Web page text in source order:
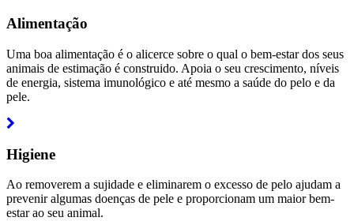
Alimentação
Uma boa alimentação é o alicerce sobre o qual o bem-estar dos seus
animais de estimação é construido. Apoia o seu crescimento, níveis
de energia, sistema imunológico e até mesmo a saúde do pelo e da
pele.
Higiene
Ao removerem a sujidade e eliminarem o excesso de pelo ajudam a
prevenir algumas doenças de pele e proporcionam um maior bem-
estar ao seu animal.